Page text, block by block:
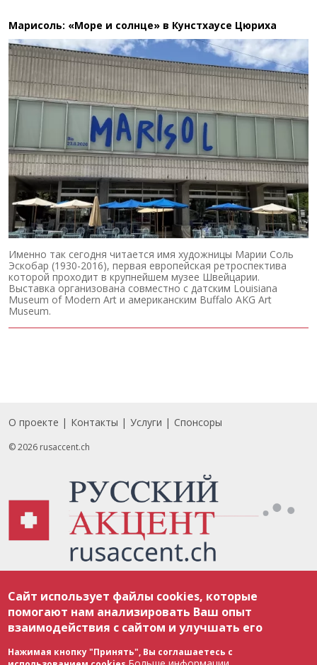
Марисоль: «Море и солнце» в Кунстхаусе Цюриха
Именно так сегодня читается имя художницы Марии Соль
Эскобар (1930-2016), первая европейская ретроспектива
которой проходит в крупнейшем музее Швейцарии.
Выставка организована совместно с датским Louisiana
Museum of Modern Art и американским Buffalo AKG Art
Museum.
Footer
О проекте Контакты Услуги Спонсоры
© 2026 rusaccent.ch
соответствии с законодательством Швейцарии об авторском праве и
международными соглашениями. Полное или частичное использование
материалов возможно только с разрешения редакции. В случае полного
или частичного воспроизведения материалов сайта rusaccent.ch,
ОБЯЗАТЕЛЬНА АКТИВНАЯ ГИПЕРССЫЛКА на конкретный заимствованный
текст. Фотоизображения, размещенные редакцией rusaccent.ch, являются
ее исключительной собственностью. Полное или частичное
Сайт использует файлы cookies, которые
помогают нам анализировать Ваш опыт
взаимодействия с сайтом и улучшать его
Нажимая кнопку "Принять", Вы соглашаетесь с